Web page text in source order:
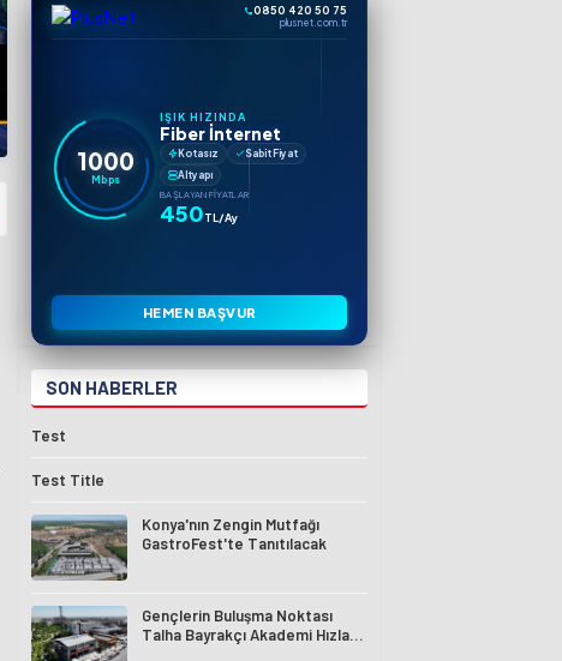
0850 420 50 75
plusnet.com.tr
1000
Mbps
IŞIK HIZINDA
Fiber İnternet
Kotasız
Sabit Fiyat
Altyapı
BAŞLAYAN FIYATLAR
450TL/Ay
HEMEN BAŞVUR
SON HABERLER
Test
Test Title
Konya'nın Zengin Mutfağı
GastroFest'te Tanıtılacak
Gençlerin Buluşma Noktası
Talha Bayrakçı Akademi Hızla